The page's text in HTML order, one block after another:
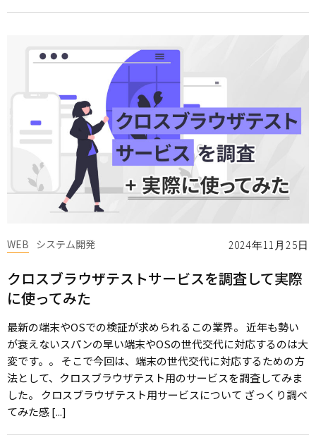
2024年11月25日
WEB システム開発
クロスブラウザテストサービスを調査して実際
に使ってみた
最新の端末やOSでの検証が求められるこの業界。 近年も勢い
が衰えないスパンの早い端末やOSの世代交代に対応するのは大
変です。。 そこで今回は、端末の世代交代に対応するための方
法として、クロスブラウザテスト用のサービスを調査してみま
した。 クロスブラウザテスト用サービスについて ざっくり調べ
てみた感 [...]